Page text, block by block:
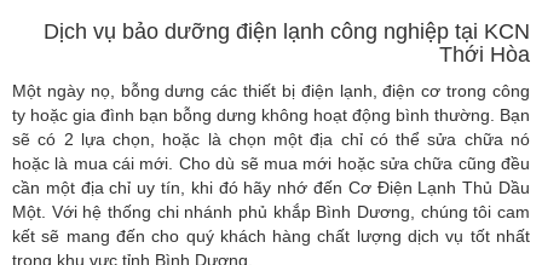
Dịch vụ bảo dưỡng điện lạnh công nghiệp tại KCN
Thới Hòa
Một ngày nọ, bỗng dưng các thiết bị điện lạnh, điện cơ trong công
ty hoặc gia đình bạn bỗng dưng không hoạt động bình thường. Bạn
sẽ có 2 lựa chọn, hoặc là chọn một địa chỉ có thể sửa chữa nó
hoặc là mua cái mới. Cho dù sẽ mua mới hoặc sửa chữa cũng đều
cần một địa chỉ uy tín, khi đó hãy nhớ đến Cơ Điện Lạnh Thủ Dầu
Một. Với hệ thống chi nhánh phủ khắp Bình Dương, chúng tôi cam
kết sẽ mang đến cho quý khách hàng chất lượng dịch vụ tốt nhất
trong khu vực tỉnh Bình Dương.